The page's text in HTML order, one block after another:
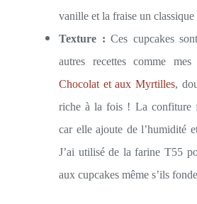
vanille et la fraise un
Texture : Ces cupcakes
autres recettes comme mes
Chocolat et aux Myrtilles,
riche à la fois ! La confiture
car elle ajoute de l’humidité
J’ai utilisé de la farine T55
aux cupcakes même s’ils